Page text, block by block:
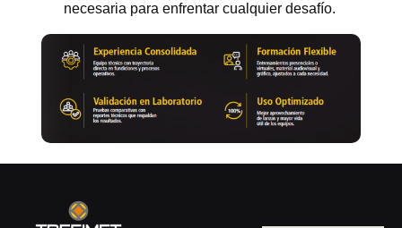
necesaria para enfrentar cualquier desafío.